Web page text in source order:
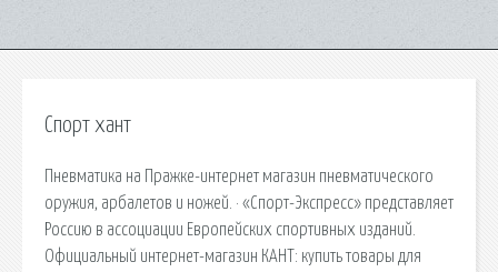
Спорт хант
Пневматика на Пражке-интернет магазин пневматического
оружия, арбалетов и ножей. · «Спорт-Экспресс» представляет
Россию в ассоциации Европейских спортивных изданий.
Официальный интернет-магазин КАНТ: купить товары для